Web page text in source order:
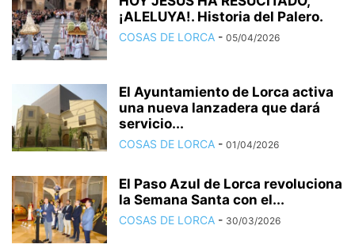
¡ALELUYA!. Historia del Palero.
COSAS DE LORCA - 05/04/2026
El Ayuntamiento de Lorca activa
una nueva lanzadera que dará
servicio...
COSAS DE LORCA - 01/04/2026
El Paso Azul de Lorca revoluciona
la Semana Santa con el...
COSAS DE LORCA - 30/03/2026